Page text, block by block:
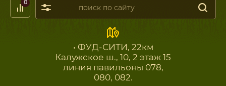
0
• ФУД-СИТИ, 22км
Калужское ш., 10, 2 этаж 15
линия павильоны 078,
080, 082.